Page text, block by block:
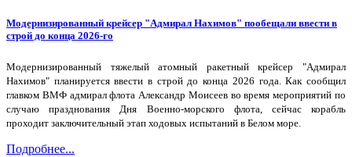
Модернизированный крейсер "Адмирал Нахимов" пообещали ввести в
строй до конца 2026-го
Модернизированный тяжелый атомный ракетный крейсер "Адмирал
Нахимов" планируется ввести в строй до конца 2026 года. Как сообщил
главком ВМФ адмирал флота Александр Моисеев во время мероприятий по
случаю празднования Дня Военно-морского флота, сейчас корабль
проходит заключительный этап ходовых испытаний в Белом море.
Подробнее...